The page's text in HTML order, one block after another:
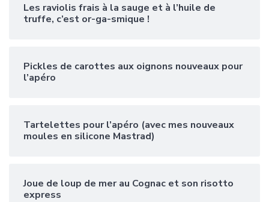
Les raviolis frais à la sauge et à l’huile de
truffe, c’est or-ga-smique !
Pickles de carottes aux oignons nouveaux pour
l’apéro
Tartelettes pour l’apéro (avec mes nouveaux
moules en silicone Mastrad)
Joue de loup de mer au Cognac et son risotto
express